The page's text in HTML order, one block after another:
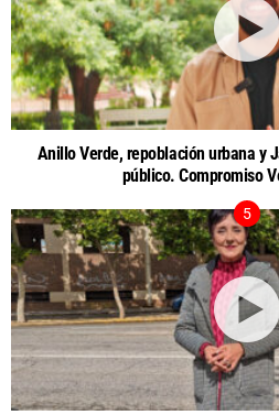
Anillo Verde, repoblación urbana y
público. Compromiso